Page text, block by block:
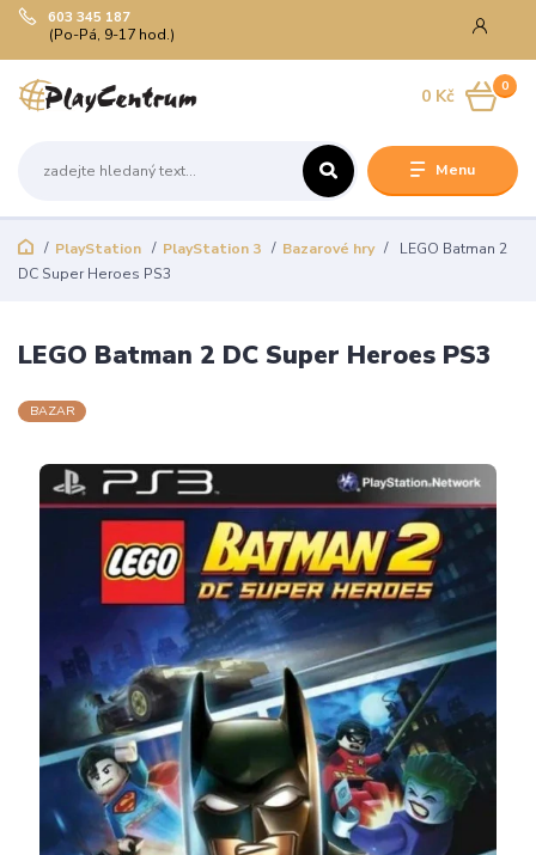
Menu
603 345 187
(Po-Pá, 9-17 hod.)
0
0 Kč
PlayStation PlayStation 3 Bazarové hry
LEGO Batman 2
DC Super Heroes PS3
LEGO Batman 2 DC Super Heroes PS3
BAZAR